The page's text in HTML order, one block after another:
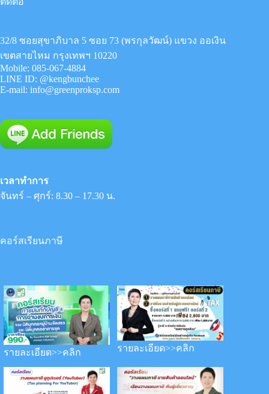
32/8 ซอยสุขาภิบาล 5 ซอย 73 (พรกุลวัฒน์) แขวง ออเงิน
เขตสายไหม กรุงเทพฯ 10220
Mobile: 085-067-4884
LINE ID: @kengbunchee
E-mail: info@greenproksp.com
เวลาทำการ
จันทร์ – ศุกร์: 8.30 – 17.30 น.
คอร์สเรียนภาษี
รายละเอียด>>คลิก รายละเอียด>>คลิก